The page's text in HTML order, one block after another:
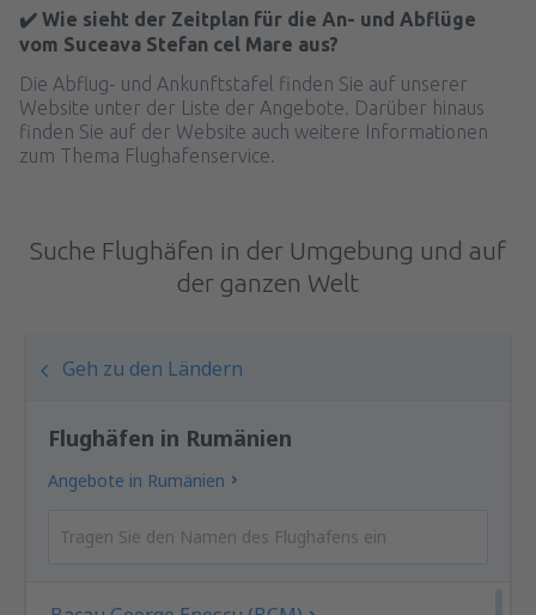
✔️ Wie sieht der Zeitplan für die An- und Abflüge
vom Suceava Stefan cel Mare aus?
Die Abflug- und Ankunftstafel finden Sie auf unserer
Website unter der Liste der Angebote. Darüber hinaus
finden Sie auf der Website auch weitere Informationen
zum Thema Flughafenservice.
Suche Flughäfen in der Umgebung und auf
der ganzen Welt
Geh zu den Ländern
Flughäfen in Rumänien
Angebote in Rumänien